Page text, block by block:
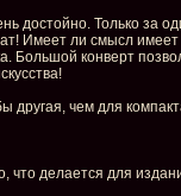
достойно. Только за
Имеет ли смысл
Большой конверт
другая, чем для
делается для